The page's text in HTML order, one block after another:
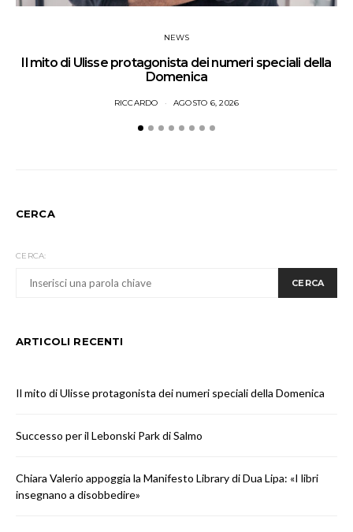
NEWS
Il mito di Ulisse protagonista dei numeri speciali della
Domenica
RICCARDO AGOSTO 6, 2026
CERCA
CERCA:
CERCA
ARTICOLI RECENTI
Il mito di Ulisse protagonista dei numeri speciali della Domenica
Successo per il Lebonski Park di Salmo
Chiara Valerio appoggia la Manifesto Library di Dua Lipa: «I libri
insegnano a disobbedire»